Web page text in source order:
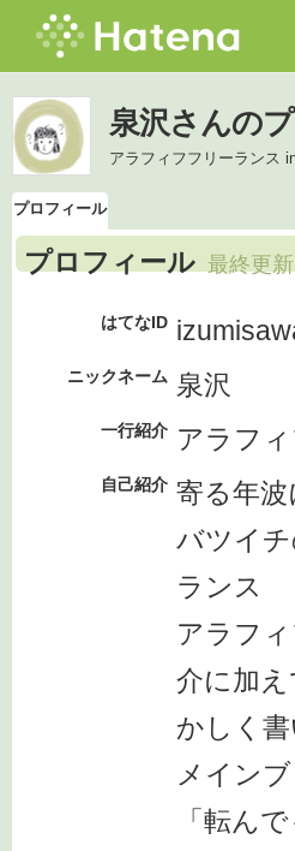
泉沢さんの
アラフィフフリーランス
プロフィール
プロフィール 最終更
はてなID
ニックネーム 泉沢
一行紹介 アラフ
自己紹介 寄る年波
バツイ
ランス
アラフ
介に加
かしく書
メイン
「転ん